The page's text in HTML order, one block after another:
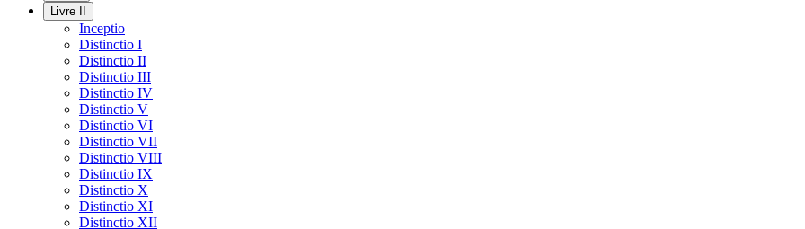
Livre II
Inceptio
Distinctio I
Distinctio II
Distinctio III
Distinctio IV
Distinctio V
Distinctio VI
Distinctio VII
Distinctio VIII
Distinctio IX
Distinctio X
Distinctio XI
Distinctio XII